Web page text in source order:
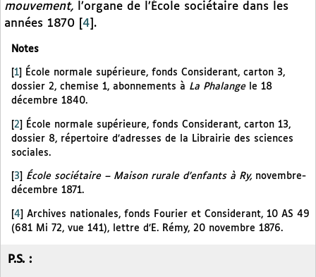
mouvement, l’organe de l’École sociétaire dans les
années 1870
4 .
Notes
1
École normale supérieure, fonds Considerant, carton 3,
dossier 2, chemise 1, abonnements à La Phalange le 18
décembre 1840.
[2]
École normale supérieure, fonds Considerant, carton 13,
dossier 8, répertoire d’adresses de la Librairie des sciences
sociales.
3 École sociétaire – Maison rurale d’enfants à Ry, novembre-
décembre 1871.
[4] Archives nationales, fonds Fourier et Considerant, 10 AS 49
(681 Mi 72, vue 141), lettre d’E. Rémy, 20 novembre 1876.
P.S. :